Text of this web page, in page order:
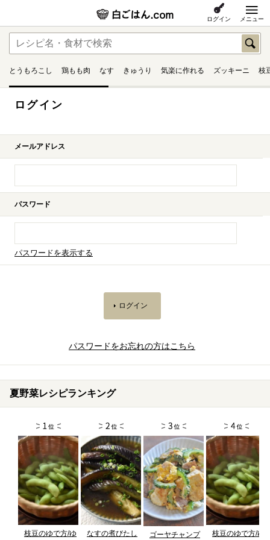
ログイン メニュー
とうもろこし 鶏もも肉 なす きゅうり 気楽に作れる ズッキーニ 枝
ログイン
メールアドレス
パスワード
パスワードを表示する
パスワードをお忘れの方はこちら
夏野菜レシピランキング
枝豆のゆで方/ゆ
なすの煮びたし
ゴーヤチャンプ
枝豆のゆで方/ゆ